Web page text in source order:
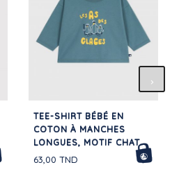
TEE-SHIRT BÉBÉ EN
COTON À MANCHES
LONGUES, MOTIF CHAT
63,00 TND